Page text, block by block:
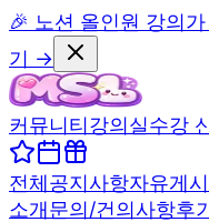
🎉 노션 올인원 강의
기 →
커뮤니티강의실수강
전체공지사항자유게
소개문의/건의사항후